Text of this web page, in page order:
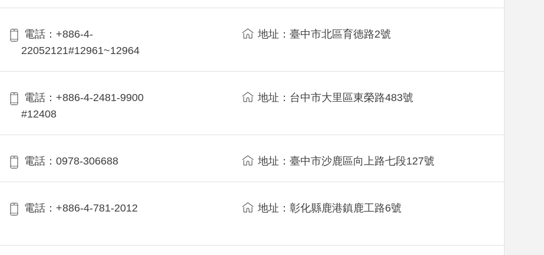
電話：+886-4-
22052121#12961~12964
地址：臺中市北區育德路2號
電話：+886-4-2481-9900
#12408
地址：台中市大里區東榮路483號
電話：0978-306688 地址：臺中市沙鹿區向上路七段127號
電話：+886-4-781-2012 地址：彰化縣鹿港鎮鹿工路6號